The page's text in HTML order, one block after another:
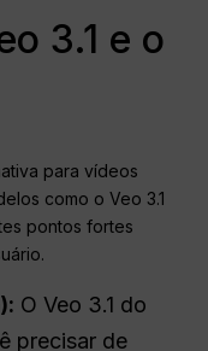
3.1 e o
para vídeos
como o Veo 3.1
pontos fortes
O Veo 3.1 do
precisar de